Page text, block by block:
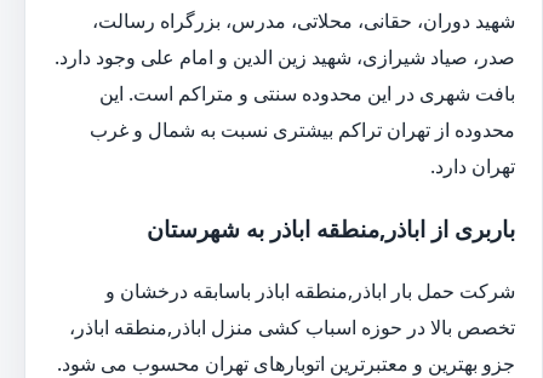
شهید دوران، حقانی، محلاتی، مدرس، بزرگراه رسالت،
صدر، صیاد شیرازی، شهید زین الدین و امام علی وجود دارد.
بافت شهری در این محدوده سنتی و متراکم است. این
محدوده از تهران تراکم بیشتری نسبت به شمال و غرب
تهران دارد.
باربری از اباذر,منطقه اباذر به شهرستان
شرکت حمل بار اباذر,منطقه اباذر باسابقه درخشان و
تخصص بالا در حوزه اسباب کشی منزل اباذر,منطقه اباذر،
جزو بهترین و معتبرترین اتوبارهای تهران محسوب می شود.